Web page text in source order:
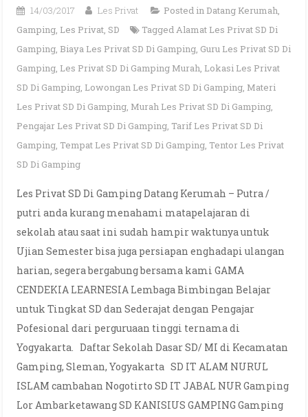
14/03/2017 Les Privat Posted in Datang Kerumah,
Gamping, Les Privat, SD TaggedAlamat Les Privat SD Di
Gamping, Biaya Les Privat SD Di Gamping, Guru Les Privat SD Di
Gamping, Les Privat SD Di Gamping Murah, Lokasi Les Privat
SD Di Gamping, Lowongan Les Privat SD Di Gamping, Materi
Les Privat SD Di Gamping, Murah Les Privat SD Di Gamping,
Pengajar Les Privat SD Di Gamping, Tarif Les Privat SD Di
Gamping, Tempat Les Privat SD Di Gamping, Tentor Les Privat
SD Di Gamping
Les Privat SD Di Gamping Datang Kerumah – Putra /
putri anda kurang menahami matapelajaran di
sekolah atau saat ini sudah hampir waktunya untuk
Ujian Semester bisa juga persiapan enghadapi ulangan
harian, segera bergabung bersama kami GAMA
CENDEKIA LEARNESIA Lembaga Bimbingan Belajar
untuk Tingkat SD dan Sederajat dengan Pengajar
Pofesional dari perguruaan tinggi ternama di
Yogyakarta. Daftar Sekolah Dasar SD/ MI di Kecamatan
Gamping, Sleman, Yogyakarta SD IT ALAM NURUL
ISLAM cambahan Nogotirto SD IT JABAL NUR Gamping
Lor Ambarketawang SD KANISIUS GAMPING Gamping